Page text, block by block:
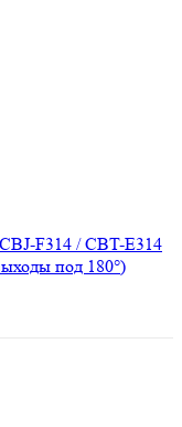
F314 / CBT-E314
под 180°)